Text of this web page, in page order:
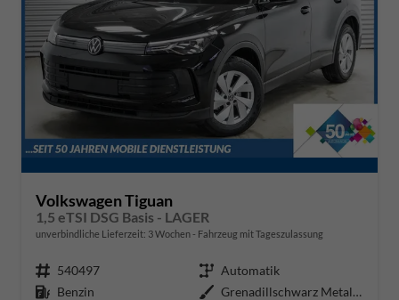
Volkswagen Tiguan
1,5 eTSI DSG Basis - LAGER
unverbindliche Lieferzeit: 3 Wochen Fahrzeug mit Tageszulassung
Fahrzeugnr. 540497 Getriebe Automatik
Kraftstoff Benzin Außenfarbe
Grenadillschwarz Metallic (0E)